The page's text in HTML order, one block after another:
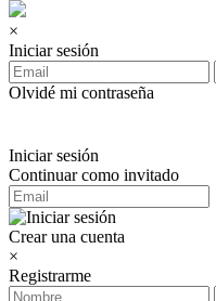
×
Iniciar sesión
Olvidé mi contraseña
Iniciar sesión
Continuar como invitado
Crear una cuenta
×
Registrarme